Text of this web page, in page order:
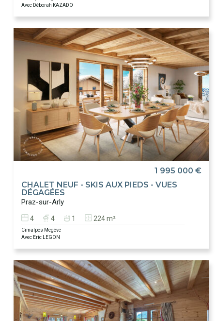
Avec Déborah KAZADO
1 995 000 €
CHALET NEUF - SKIS AUX PIEDS - VUES
DÉGAGÉES
Praz-sur-Arly
4 4 1 224 m²
Cimalpes Megève
Avec Eric LEGON